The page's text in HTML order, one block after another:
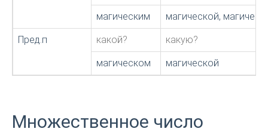
магическим магической,
Пред.п какой? какую?
магическом магической
Множественное число